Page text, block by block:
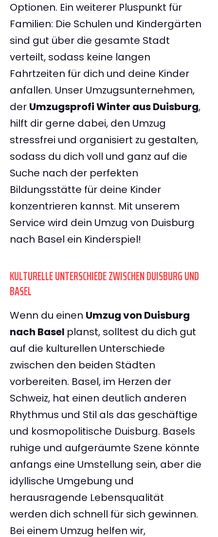
Optionen. Ein weiterer Pluspunkt für
Familien: Die Schulen und Kindergärten
sind gut über die gesamte Stadt
verteilt, sodass keine langen
Fahrtzeiten für dich und deine Kinder
anfallen. Unser Umzugsunternehmen,
der Umzugsprofi Winter aus Duisburg,
hilft dir gerne dabei, den Umzug
stressfrei und organisiert zu gestalten,
sodass du dich voll und ganz auf die
Suche nach der perfekten
Bildungsstätte für deine Kinder
konzentrieren kannst. Mit unserem
Service wird dein Umzug von Duisburg
nach Basel ein Kinderspiel!
KULTURELLE UNTERSCHIEDE ZWISCHEN DUISBURG UND
BASEL
Wenn du einen Umzug von Duisburg
nach Basel planst, solltest du dich gut
auf die kulturellen Unterschiede
zwischen den beiden Städten
vorbereiten. Basel, im Herzen der
Schweiz, hat einen deutlich anderen
Rhythmus und Stil als das geschäftige
und kosmopolitische Duisburg. Basels
ruhige und aufgeräumte Szene könnte
anfangs eine Umstellung sein, aber die
idyllische Umgebung und
herausragende Lebensqualität
werden dich schnell für sich gewinnen.
Bei einem Umzug helfen wir,